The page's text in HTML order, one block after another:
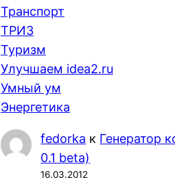
Транспорт
ТРИЗ
Туризм
Улучшаем idea2.ru
Умный ум
Энергетика
fedorka к Генератор
0.1 beta)
16.03.2012